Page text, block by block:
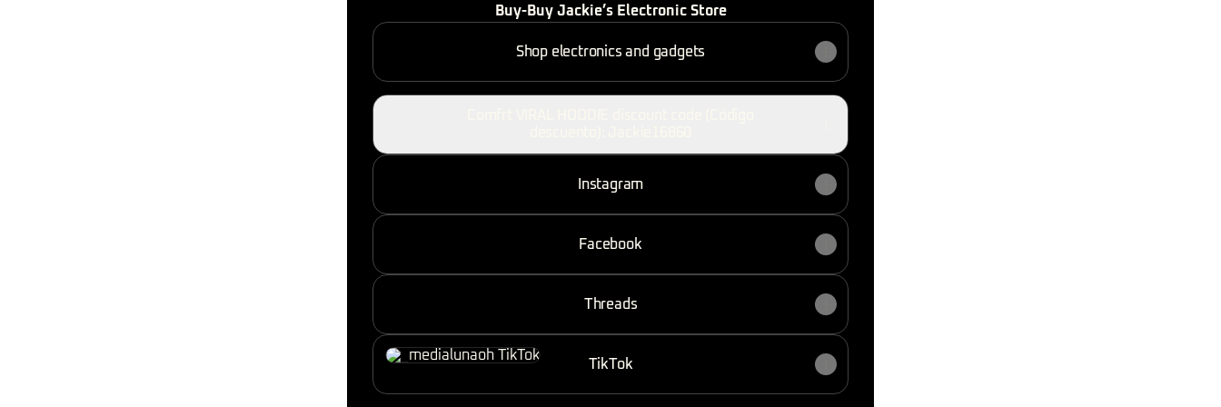
Buy-Buy Jackie’s Electronic Store
Shop electronics and gadgets
Instagram
Facebook
Threads
TikTok
TikTok